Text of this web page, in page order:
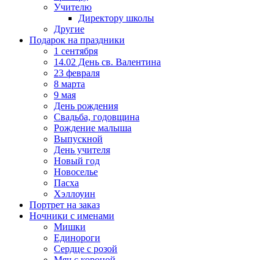
Учителю
Директору школы
Другие
Подарок на праздники
1 сентября
14.02 День св. Валентина
23 февраля
8 марта
9 мая
День рождения
Свадьба, годовщина
Рождение малыша
Выпускной
День учителя
Новый год
Новоселье
Пасха
Хэллоуин
Портрет на заказ
Ночники с именами
Мишки
Единороги
Сердце с розой